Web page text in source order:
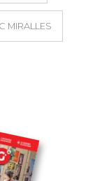
MIRALLES